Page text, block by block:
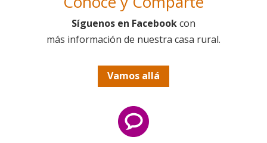
Síguenos en Facebookcon
más información de nuestra casa rural.
Vamos allá